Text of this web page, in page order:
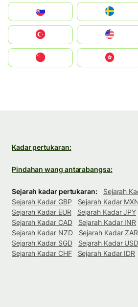
United States
中國香港特別行政區
Kadar pertukaran:
Pindahan wang antarabangsa:
Sejarah kadar pertukaran:
Sejarah
Sejarah Kadar GBP
Sejarah Kadar
Sejarah Kadar EUR
Sejarah Kadar JPY
Sejarah Kadar CAD
Sejarah Kadar INR
Sejarah Kadar NZD
Sejarah Kadar ZAR
Sejarah Kadar SGD
Sejarah Kadar USD
Sejarah Kadar CHF
Sejarah Kadar IDR